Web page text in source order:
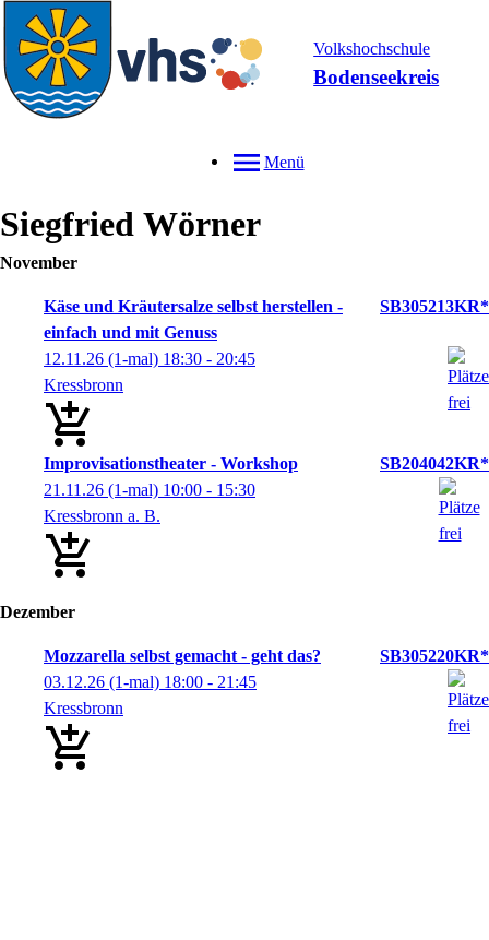
Volkshochschule
Bodenseekreis
Menü
Siegfried Wörner
November
Käse und Kräutersalze selbst herstellen -
einfach und mit Genuss
SB305213KR*
12.11.26 (1-mal) 18:30 - 20:45
Kressbronn
Improvisationstheater - Workshop
SB204042KR*
21.11.26 (1-mal) 10:00 - 15:30
Kressbronn a. B.
Dezember
Mozzarella selbst gemacht - geht das?
SB305220KR*
03.12.26 (1-mal) 18:00 - 21:45
Kressbronn